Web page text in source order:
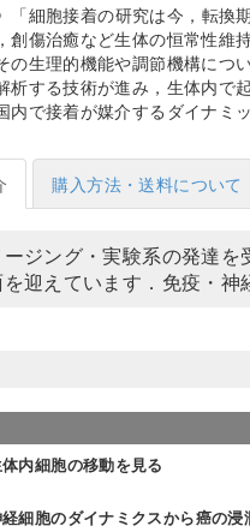
細胞接着の研究は今，転換
創傷治癒など生体の恒常性
の生理的機能や調節機構に
析する技術が進み，生体内で
内で接着が媒介するダイナミ
購入方法・送料について
ジング・実験系の発達
迎えています．免疫・
内細胞の移動を見る
細胞のダイナミクスから癌の